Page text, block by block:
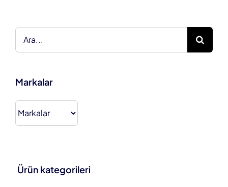
Markalar
Ürün kategorileri